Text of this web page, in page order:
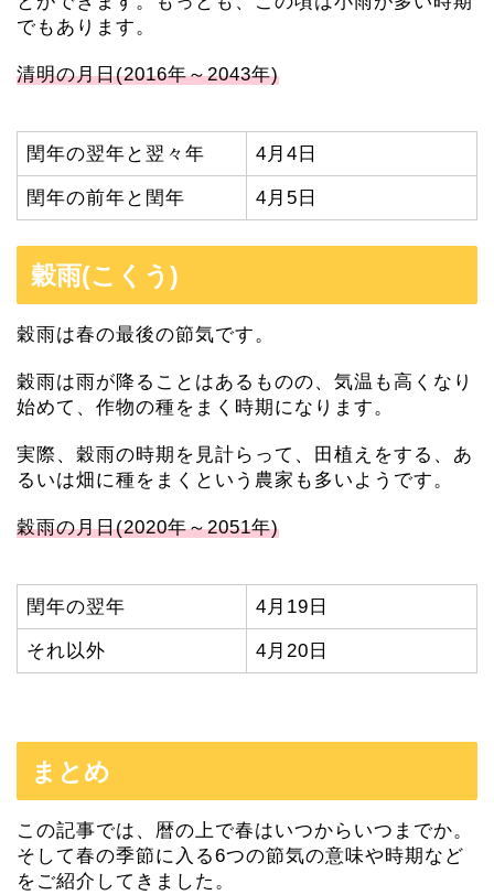
でもあります。
清明の月日(2016年～2043年)
閏年の翌年と翌々年 4月4日
閏年の前年と閏年 4月5日
穀雨(こくう)
穀雨は春の最後の節気です。
穀雨は雨が降ることはあるものの、気温も高くなり
始めて、作物の種をまく時期になります。
実際、穀雨の時期を見計らって、田植えをする、あ
るいは畑に種をまくという農家も多いようです。
穀雨の月日(2020年～2051年)
閏年の翌年 4月19日
それ以外 4月20日
まとめ
この記事では、暦の上で春はいつからいつまでか。
そして春の季節に入る6つの節気の意味や時期など
をご紹介してきました。